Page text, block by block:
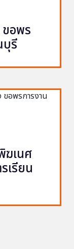
อพร
รี
ฆเนศ
เรียน